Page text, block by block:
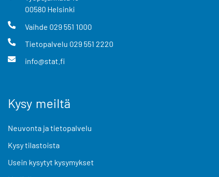
00580 Helsinki
Vaihde 029 551 1000
Tietopalvelu 029 551 2220
info@stat.fi
Kysy meiltä
Neuvonta ja tietopalvelu
Kysy tilastoista
Usein kysytyt kysymykset